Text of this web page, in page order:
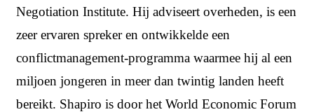
Negotiation Institute. Hij adviseert overheden, is een
zeer ervaren spreker en ontwikkelde een
conflictmanagement-programma waarmee hij al een
miljoen jongeren in meer dan twintig landen heeft
bereikt. Shapiro is door het World Economic Forum